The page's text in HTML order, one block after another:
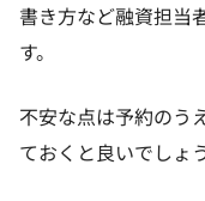
書き方など融資担当
す。
不安な点は予約のう
ておくと良いでしょう